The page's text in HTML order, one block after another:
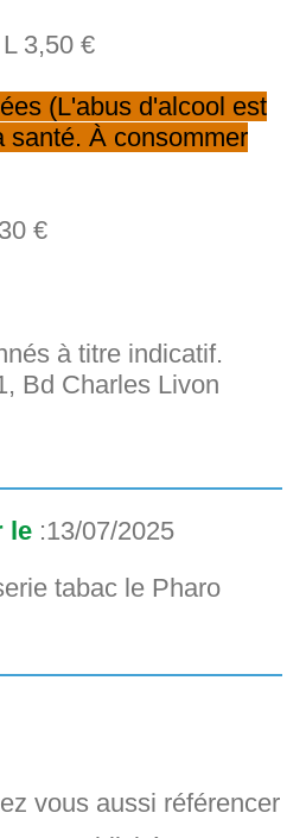
3,50 €
(L'abus d'alcool est
santé. À consommer
€
à titre indicatif.
Bd Charles Livon
le :13/07/2025
tabac le Pharo
vous aussi référencer